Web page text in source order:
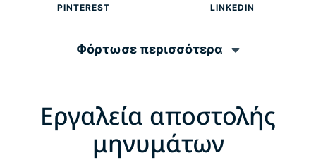
PINTEREST
LINKEDIN
Φόρτωσε περισσότερα
Εργαλεία αποστολής
μηνυμάτων